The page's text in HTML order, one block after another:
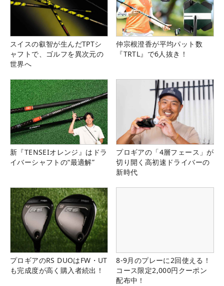
スイスの叡智が生んだTPTシ
ャフトで、ゴルフを異次元の
世界へ
仲宗根澄香が平均パット数
『TRTL』で6人抜き！
新『TENSEIオレンジ』はドラ
イバーシャフトの“最適解”
プロギアの「4層フェース」が
切り開く高初速ドライバーの
新時代
プロギアのRS DUOはFW・UT
も完成度が高く購入者続出！
8-9月のプレーに2回使える！
コース限定2,000円クーポン
配布中！